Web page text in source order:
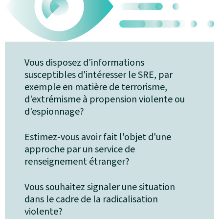
Vous disposez d'informations
susceptibles d'intéresser le SRE, par
exemple en matière de terrorisme,
d'extrémisme à propension violente ou
d'espionnage?
Estimez-vous avoir fait l'objet d'une
approche par un service de
renseignement étranger?
Vous souhaitez signaler une situation
dans le cadre de la radicalisation
violente?